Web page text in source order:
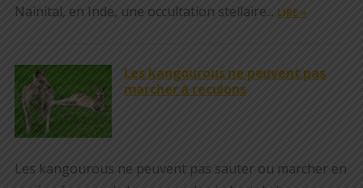
Nainital, en Inde, une occultation stellaire... LIRE »
Les kangourous ne peuvent pas
marcher à reculons
Les kangourous ne peuvent pas sauter ou marcher en